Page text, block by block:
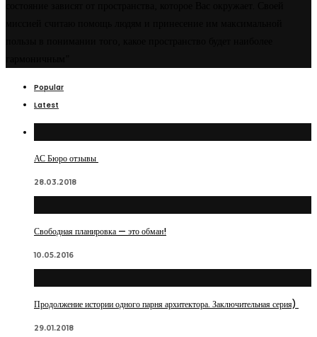
Popular
Latest
АС Бюро отзывы
28.03.2018
Свободная планировка — это обман!
10.05.2016
Продолжение истории одного парня архитектора. Заключительная серия)
29.01.2018